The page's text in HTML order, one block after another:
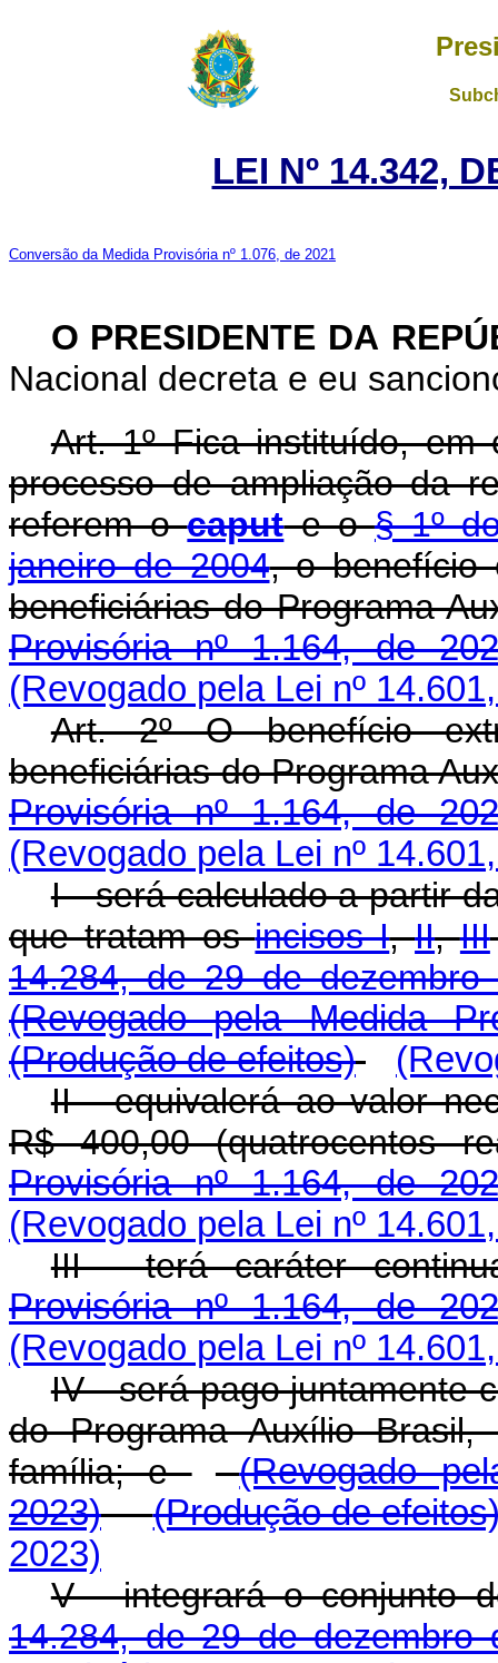
LEI Nº 14.342,
Conversão da Medida Provisória nº 1.076, de 2021
O PRESIDENTE DA
Nacional decreta e eu
Art. 1º Fica instituído, em
processo de ampliação da
referem ocapute o§ 1º
janeiro de 2004, o benefício
beneficiárias do Programa
Provisória nº 1.164, de
(Revogado pela Lei nº
Art. 2º O benefício
beneficiárias do Programa
Provisória nº 1.164, de
(Revogado pela Lei nº
I - será calculado a partir
que tratam osincisos I,II,III
14.284, de 29 de dezembro
(Revogado pela Medida
(Produção de efeitos)
II - equivalerá ao valor
R$ 400,00 (quatrocentos
Provisória nº 1.164, de
(Revogado pela Lei nº
III - terá caráter
Provisória nº 1.164, de
(Revogado pela Lei nº
IV - será pago juntamente
do Programa Auxílio
família; e
(Revogado
2023)
(Produção de
2023)
V - integrará o conjunto
14.284, de 29 de dezembro